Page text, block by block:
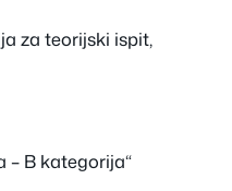
za teorijski ispit,
– B kategorija“